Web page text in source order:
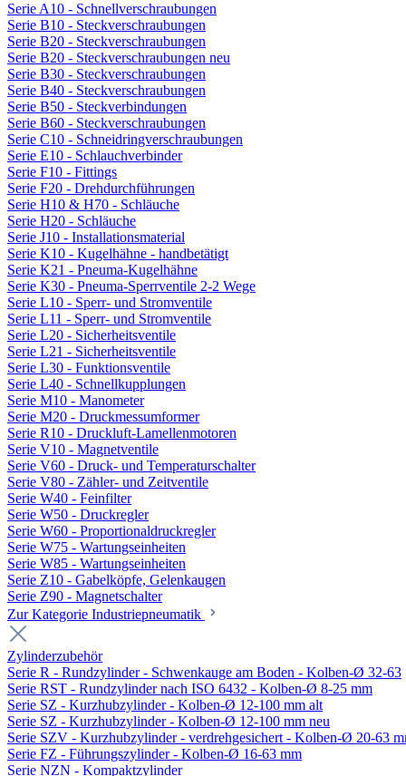
Serie A10 - Schnellverschraubungen
Serie B10 - Steckverschraubungen
Serie B20 - Steckverschraubungen
Serie B20 - Steckverschraubungen neu
Serie B30 - Steckverschraubungen
Serie B40 - Steckverschraubungen
Serie B50 - Steckverbindungen
Serie B60 - Steckverschraubungen
Serie C10 - Schneidringverschraubungen
Serie E10 - Schlauchverbinder
Serie F10 - Fittings
Serie F20 - Drehdurchführungen
Serie H10 & H70 - Schläuche
Serie H20 - Schläuche
Serie J10 - Installationsmaterial
Serie K10 - Kugelhähne - handbetätigt
Serie K21 - Pneuma-Kugelhähne
Serie K30 - Pneuma-Sperrventile 2-2 Wege
Serie L10 - Sperr- und Stromventile
Serie L11 - Sperr- und Stromventile
Serie L20 - Sicherheitsventile
Serie L21 - Sicherheitsventile
Serie L30 - Funktionsventile
Serie L40 - Schnellkupplungen
Serie M10 - Manometer
Serie M20 - Druckmessumformer
Serie R10 - Druckluft-Lamellenmotoren
Serie V10 - Magnetventile
Serie V60 - Druck- und Temperaturschalter
Serie V80 - Zähler- und Zeitventile
Serie W40 - Feinfilter
Serie W50 - Druckregler
Serie W60 - Proportionaldruckregler
Serie W75 - Wartungseinheiten
Serie W85 - Wartungseinheiten
Serie Z10 - Gabelköpfe, Gelenkaugen
Serie Z90 - Magnetschalter
Zur Kategorie Industriepneumatik
Zylinderzubehör
Serie R - Rundzylinder - Schwenkauge am Boden - Kolben-Ø 32-63
Serie RST - Rundzylinder nach ISO 6432 - Kolben-Ø 8-25 mm
Serie SZ - Kurzhubzylinder - Kolben-Ø 12-100 mm alt
Serie SZ - Kurzhubzylinder - Kolben-Ø 12-100 mm neu
Serie SZV - Kurzhubzylinder - verdrehgesichert - Kolben-Ø 20-63
Serie FZ - Führungszylinder - Kolben-Ø 16-63 mm
Serie NZN - Kompaktzylinder